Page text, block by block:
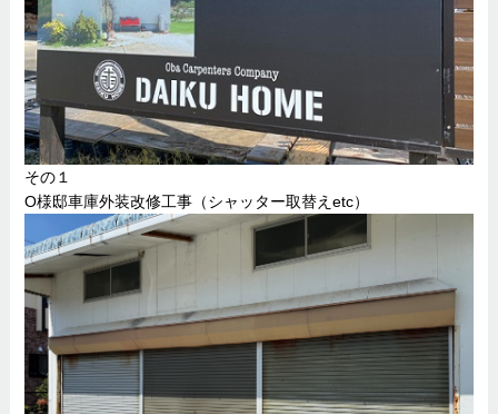
その１
O様邸車庫外装改修工事（シャッター取替えetc）